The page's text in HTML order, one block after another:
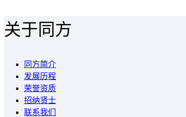
关于同方
同方简介
发展历程
荣誉资质
招纳贤士
联系我们